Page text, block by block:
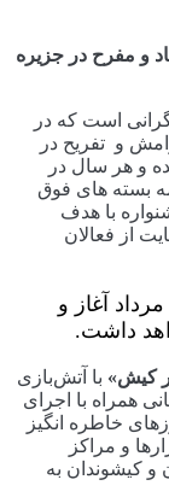
و مفرح در جزیره
است که در
و تفریح در
از سال 1377 آغاز شده و هر سال در
بسته های فوق
با هدف
از فعالان
جشنواره تابستانی کیش ۱۴۰۴ از 25 مرداد آغاز و
کیش» با آتش‌بازی
همراه با اجرای
خاطره انگیز
و مراکز
و کیشوندان به